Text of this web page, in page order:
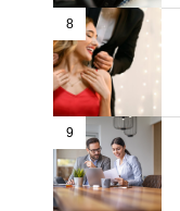
8
9